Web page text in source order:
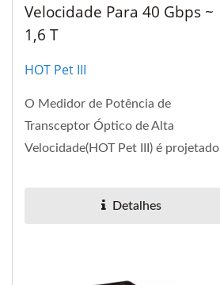
Velocidade Para 40 Gbps ~
1,6 T
HOT Pet III
O Medidor de Potência de
Transceptor Óptico de Alta
Velocidade(HOT Pet III) é projetado
Detalhes